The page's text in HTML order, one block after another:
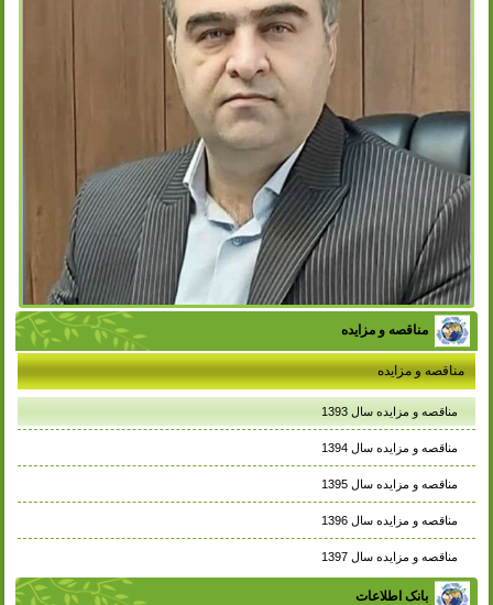
مناقصه و مزایده
مناقصه و مزایده
مناقصه و مزایده سال 1393
مناقصه و مزایده سال 1394
مناقصه و مزایده سال 1395
مناقصه و مزایده سال 1396
مناقصه و مزایده سال 1397
بانک اطلاعات